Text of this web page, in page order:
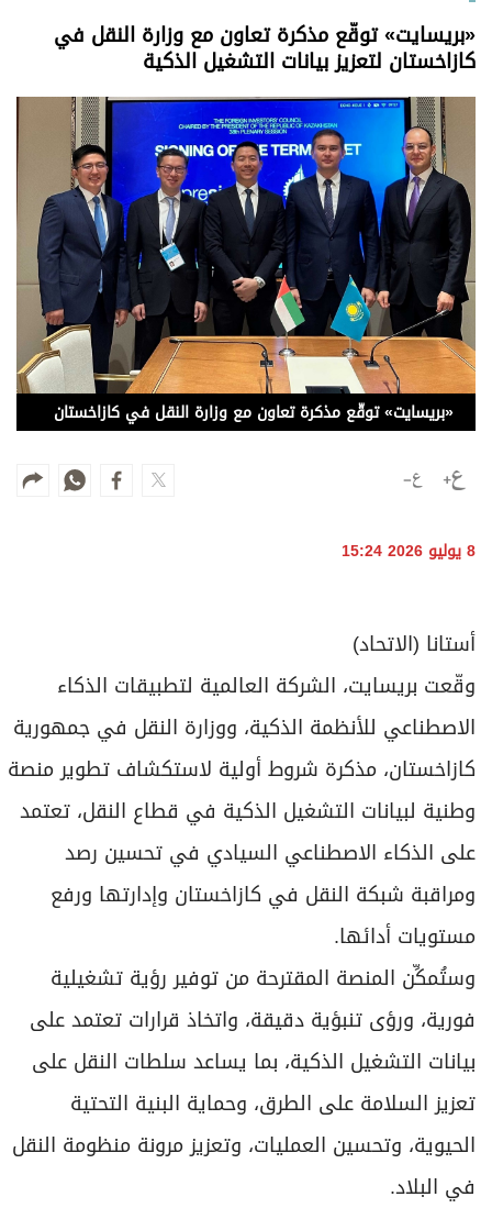
الترفيه
الذكاء الاصطناعي
تغطيات
فيديو
بودكاست
إنفوجراف
قصة صورة
برامج
عدد اليوم
مواقيت الصلاة
الأحوال الجوية
«بريسايت» توقّع مذكرة تعاون مع وزارة النقل في
كازاخستان لتعزيز بيانات التشغيل الذكية
«بريسايت» توقّع مذكرة تعاون مع وزارة النقل في كازاخستان
8 يوليو 2026 15:24
أستانا (الاتحاد)
وقّعت بريسايت، الشركة العالمية لتطبيقات الذكاء
الاصطناعي للأنظمة الذكية، ووزارة النقل في جمهورية
كازاخستان، مذكرة شروط أولية لاستكشاف تطوير منصة
وطنية لبيانات التشغيل الذكية في قطاع النقل، تعتمد
على الذكاء الاصطناعي السيادي في تحسين رصد
ومراقبة شبكة النقل في كازاخستان وإدارتها ورفع
مستويات أدائها.
وستُمكِّن المنصة المقترحة من توفير رؤية تشغيلية
فورية، ورؤى تنبؤية دقيقة، واتخاذ قرارات تعتمد على
بيانات التشغيل الذكية، بما يساعد سلطات النقل على
تعزيز السلامة على الطرق، وحماية البنية التحتية
الحيوية، وتحسين العمليات، وتعزيز مرونة منظومة النقل
في البلاد.